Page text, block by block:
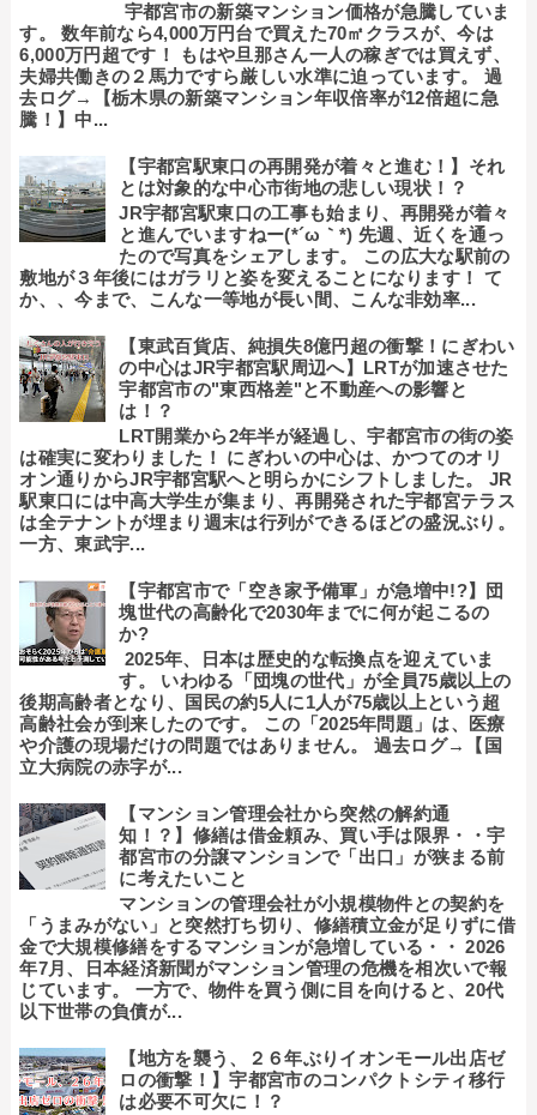
宇都宮市の新築マンション価格が急騰していま
す。 数年前なら4,000万円台で買えた70㎡クラスが、今は
6,000万円超です！ もはや旦那さん一人の稼ぎでは買えず、
夫婦共働きの２馬力ですら厳しい水準に迫っています。 過
去ログ→【栃木県の新築マンション年収倍率が12倍超に急
騰！】中...
【宇都宮駅東口の再開発が着々と進む！】それ
とは対象的な中心市街地の悲しい現状！？
JR宇都宮駅東口の工事も始まり、再開発が着々
と進んでいますねー(*´ω｀*) 先週、近くを通っ
たので写真をシェアします。 この広大な駅前の
敷地が３年後にはガラリと姿を変えることになります！ て
か、、今まで、こんな一等地が長い間、こんな非効率...
【東武百貨店、純損失8億円超の衝撃！にぎわい
の中心はJR宇都宮駅周辺へ】LRTが加速させた
宇都宮市の"東西格差"と不動産への影響と
は！？
LRT開業から2年半が経過し、宇都宮市の街の姿
は確実に変わりました！ にぎわいの中心は、かつてのオリ
オン通りからJR宇都宮駅へと明らかにシフトしました。 JR
駅東口には中高大学生が集まり、再開発された宇都宮テラス
は全テナントが埋まり週末は行列ができるほどの盛況ぶり。
一方、東武宇...
【宇都宮市で「空き家予備軍」が急増中!?】団
塊世代の高齢化で2030年までに何が起こるの
か?
2025年、日本は歴史的な転換点を迎えていま
す。 いわゆる「団塊の世代」が全員75歳以上の
後期高齢者となり、国民の約5人に1人が75歳以上という超
高齢社会が到来したのです。 この「2025年問題」は、医療
や介護の現場だけの問題ではありません。 過去ログ→【国
立大病院の赤字が...
【マンション管理会社から突然の解約通
知！？】修繕は借金頼み、買い手は限界・・宇
都宮市の分譲マンションで「出口」が狭まる前
に考えたいこと
マンションの管理会社が小規模物件との契約を
「うまみがない」と突然打ち切り、修繕積立金が足りずに借
金で大規模修繕をするマンションが急増している・・ 2026
年7月、日本経済新聞がマンション管理の危機を相次いで報
じています。 一方で、物件を買う側に目を向けると、20代
以下世帯の負債が...
【地方を襲う、２６年ぶりイオンモール出店ゼ
ロの衝撃！】宇都宮市のコンパクトシティ移行
は必要不可欠に！？